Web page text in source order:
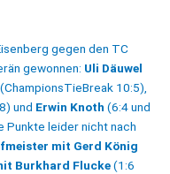
gegen den TC
gewonnen: Uli Däuwel
(ChampionsTieBreak 10:5),
und Erwin Knoth (6:4 und
Punkte leider nicht nach
mit Gerd König
Burkhard Flucke(1:6